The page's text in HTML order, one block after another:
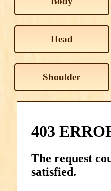
Head
Shoulder